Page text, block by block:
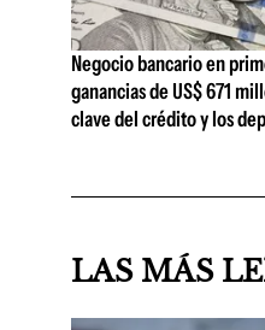
Negocio bancario en
ganancias de US$ 671
clave del crédito y los
LAS MÁS